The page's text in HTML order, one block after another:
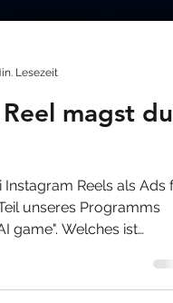
Lesezeit
magst du
Reels als Ads
unseres Programms
game". Welches ist
This one is fast... ...this
(and one second